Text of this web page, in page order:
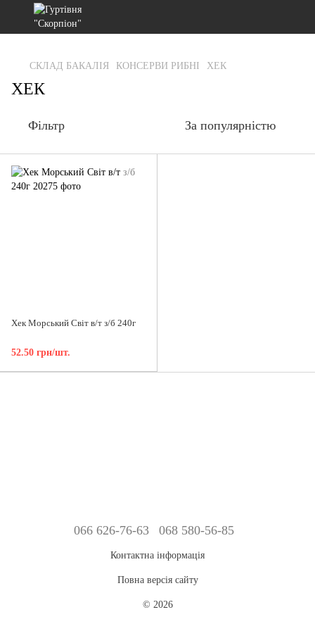
gtag('js', new Date()); gtag('config', 'G-RFXCKGNRF7');
СКЛАД БАКАЛІЯ КОНСЕРВИ РИБНІ ХЕК
ХЕК
Фільтр За популярністю
Хек Морський Світ в/т з/б 240г
52.50 грн/шт.
066 626-76-63 068 580-56-85
Контактна інформація
Повна версія сайту
© 2026